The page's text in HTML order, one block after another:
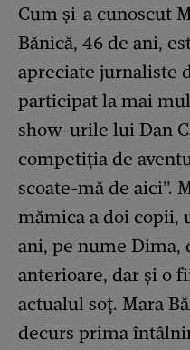
Cum și-a cunoscut
Bănică, 46 de ani,
apreciate jurnaliste
participat la mai
show-urile lui Dan
competiția de
scoate-mă de aici”.
mămica a doi copii,
ani, pe nume
anterioare, dar și o
actualul soț. Mara
decurs prima